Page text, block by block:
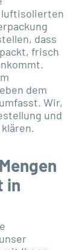
luftisolierten
dass
frisch
dem
Wir,
und
in